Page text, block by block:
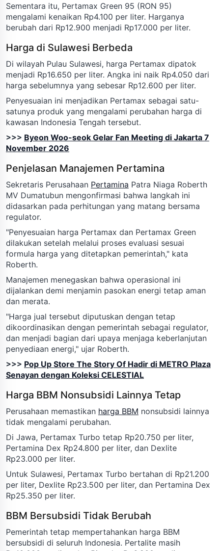
Sementara itu, Pertamax Green 95 (RON 95)
mengalami kenaikan Rp4.100 per liter. Harganya
berubah dari Rp12.900 menjadi Rp17.000 per liter.
Harga di Sulawesi Berbeda
Di wilayah Pulau Sulawesi, harga Pertamax dipatok
menjadi Rp16.650 per liter. Angka ini naik Rp4.050 dari
harga sebelumnya yang sebesar Rp12.600 per liter.
Penyesuaian ini menjadikan Pertamax sebagai satu-
satunya produk yang mengalami perubahan harga di
kawasan Indonesia Tengah tersebut.
>>> Byeon Woo-seok Gelar Fan Meeting di Jakarta 7
November 2026
Penjelasan Manajemen Pertamina
Sekretaris Perusahaan Pertamina Patra Niaga Roberth
MV Dumatubun mengonfirmasi bahwa langkah ini
didasarkan pada perhitungan yang matang bersama
regulator.
"Penyesuaian harga Pertamax dan Pertamax Green
dilakukan setelah melalui proses evaluasi sesuai
formula harga yang ditetapkan pemerintah," kata
Roberth.
Manajemen menegaskan bahwa operasional ini
dijalankan demi menjamin pasokan energi tetap aman
dan merata.
"Harga jual tersebut diputuskan dengan tetap
dikoordinasikan dengan pemerintah sebagai regulator,
dan menjadi bagian dari upaya menjaga keberlanjutan
penyediaan energi," ujar Roberth.
>>> Pop Up Store The Story Of Hadir di METRO Plaza
Senayan dengan Koleksi CELESTIAL
Harga BBM Nonsubsidi Lainnya Tetap
Perusahaan memastikan harga BBM nonsubsidi lainnya
tidak mengalami perubahan.
Di Jawa, Pertamax Turbo tetap Rp20.750 per liter,
Pertamina Dex Rp24.800 per liter, dan Dexlite
Rp23.000 per liter.
Untuk Sulawesi, Pertamax Turbo bertahan di Rp21.200
per liter, Dexlite Rp23.500 per liter, dan Pertamina Dex
Rp25.350 per liter.
BBM Bersubsidi Tidak Berubah
Pemerintah tetap mempertahankan harga BBM
bersubsidi di seluruh Indonesia. Pertalite masih